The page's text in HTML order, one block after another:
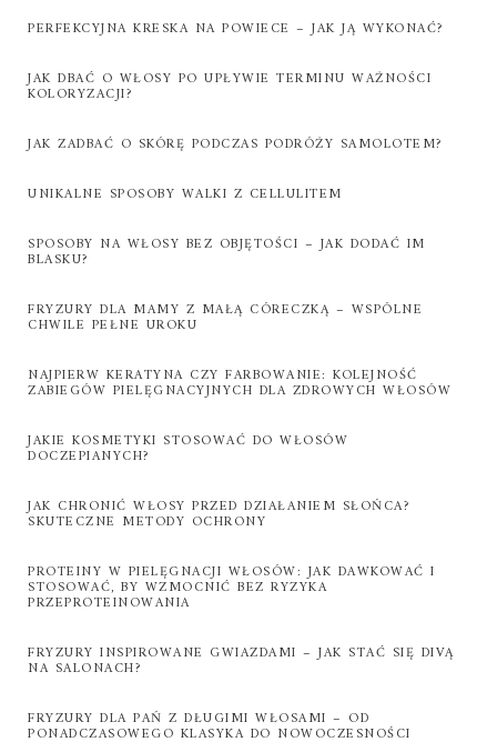
PERFEKCYJNA KRESKA NA POWIECE – JAK JĄ WYKONAĆ?
JAK DBAĆ O WŁOSY PO UPŁYWIE TERMINU WAŻNOŚCI
KOLORYZACJI?
JAK ZADBAĆ O SKÓRĘ PODCZAS PODRÓŻY SAMOLOTEM?
UNIKALNE SPOSOBY WALKI Z CELLULITEM
SPOSOBY NA WŁOSY BEZ OBJĘTOŚCI – JAK DODAĆ IM
BLASKU?
FRYZURY DLA MAMY Z MAŁĄ CÓRECZKĄ – WSPÓLNE
CHWILE PEŁNE UROKU
NAJPIERW KERATYNA CZY FARBOWANIE: KOLEJNOŚĆ
ZABIEGÓW PIELĘGNACYJNYCH DLA ZDROWYCH WŁOSÓW
JAKIE KOSMETYKI STOSOWAĆ DO WŁOSÓW
DOCZEPIANYCH?
JAK CHRONIĆ WŁOSY PRZED DZIAŁANIEM SŁOŃCA?
SKUTECZNE METODY OCHRONY
PROTEINY W PIELĘGNACJI WŁOSÓW: JAK DAWKOWAĆ I
STOSOWAĆ, BY WZMOCNIĆ BEZ RYZYKA
PRZEPROTEINOWANIA
FRYZURY INSPIROWANE GWIAZDAMI – JAK STAĆ SIĘ DIVĄ
NA SALONACH?
FRYZURY DLA PAŃ Z DŁUGIMI WŁOSAMI – OD
PONADCZASOWEGO KLASYKA DO NOWOCZESNOŚCI